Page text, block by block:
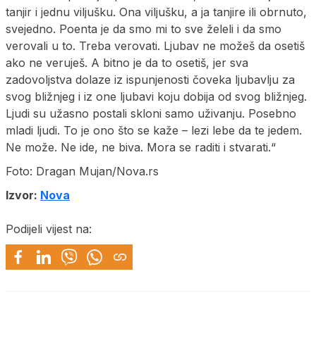
tanjir i jednu viljušku. Ona viljušku, a ja tanjire ili obrnuto,
svejedno. Poenta je da smo mi to sve želeli i da smo
verovali u to. Treba verovati. Ljubav ne možeš da osetiš
ako ne veruješ. A bitno je da to osetiš, jer sva
zadovoljstva dolaze iz ispunjenosti čoveka ljubavlju za
svog bližnjeg i iz one ljubavi koju dobija od svog bližnjeg.
Ljudi su užasno postali skloni samo uživanju. Posebno
mladi ljudi. To je ono što se kaže – lezi lebe da te jedem.
Ne može. Ne ide, ne biva. Mora se raditi i stvarati.“
Foto: Dragan Mujan/Nova.rs
Izvor: Nova
Podijeli vijest na: